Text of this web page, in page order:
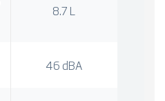
8.7 L
46 dBA